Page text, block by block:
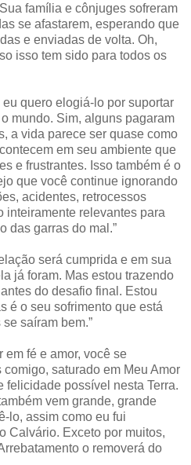
família e cônjuges sofreram
se afastarem, esperando que
e enviadas de volta. Oh,
isso tem sido para todos os
quero elogiá-lo por suportar
mundo. Sim, alguns pagaram
a vida parece ser quase como
em seu ambiente que
e frustrantes. Isso também é o
que você continue ignorando
acidentes, retrocessos
inteiramente relevantes para
das garras do mal.”
será cumprida e em sua
já foram. Mas estou trazendo
do desafio final. Estou
é o seu sofrimento que está
saíram bem.”
em fé e amor, você se
saturado em Meu Amor
felicidade possível nesta Terra.
vem grande, grande
lo, assim como eu fui
Calvário. Exceto por muitos,
o removerá do